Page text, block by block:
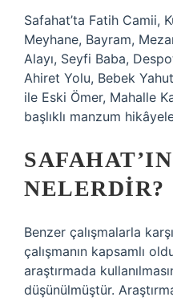
Safahat’ta Fatih Camii,
Meyhane, Bayram,
Alayı, Seyfi Baba,
Ahiret Yolu, Bebek
ile Eski Ömer, Mahalle
başlıklı manzum
NELERDIR?
Benzer çalışmalarla
çalışmanın kapsamlı
araştırmada
düşünülmüştür.